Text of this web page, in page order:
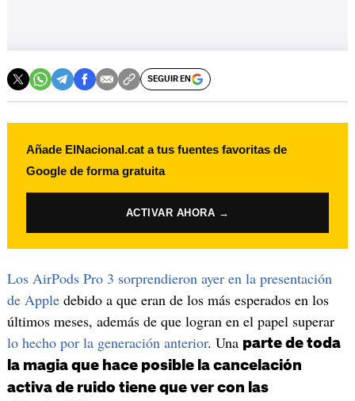
SEGUIR EN
Añade ElNacional.cat a tus fuentes favoritas de
Google de forma gratuita
ACTIVAR AHORA →
Los AirPods Pro 3 sorprendieron ayer en la presentación
de Appledebido a que eran de los más esperados en los
últimos meses, además de que logran en el papel superar
lo hecho por la generación anterior. Una parte de toda
la magia que hace posible la cancelación
activa de ruido tiene que ver con las